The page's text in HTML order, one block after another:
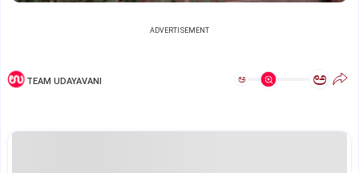
ADVERTISEMENT
TEAM UDAYAVANI ಅ ಅ